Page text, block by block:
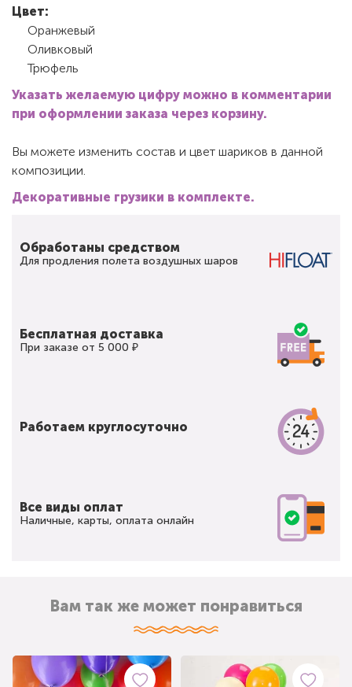
Цвет:
Оранжевый
Оливковый
Трюфель
Указать желаемую цифру можно в комментарии
при оформлении заказа через корзину.
Вы можете изменить состав и цвет шариков в данной
композиции.
Декоративные грузики в комплекте.
Обработаны средством
Для продления полета воздушных шаров
Бесплатная доставка
При заказе от 5 000 ₽
Работаем круглосуточно
Все виды оплат
Наличные, карты, оплата онлайн
Вам так же может понравиться